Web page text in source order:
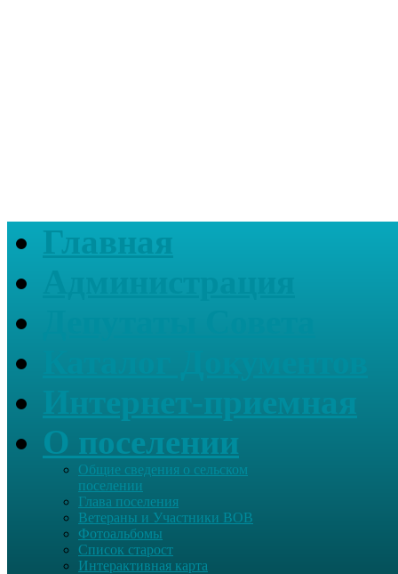
Главная
О поселении
Общие сведения о сельском
поселении
Глава поселения
Ветераны и Участники ВОВ
Фотоальбомы
Список старост
Интерактивная карта